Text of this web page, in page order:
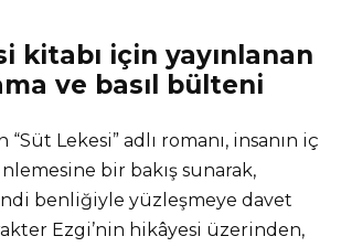
kitabı için yayınlanan
ve basıl bülteni
“Süt Lekesi” adlı romanı, insanın iç
bir bakış sunarak,
benliğiyle yüzleşmeye davet
Ezgi’nin hikâyesi üzerinden,